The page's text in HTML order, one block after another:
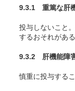
9.3.1 重篤な肝
投与しないこと
するおそれがあ
9.3.2 肝機能障害
慎重に投与するこ